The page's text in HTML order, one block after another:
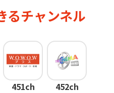
るチャンネル
451ch 452ch